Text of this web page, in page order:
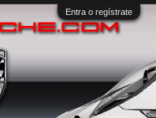
Entra o regístrate